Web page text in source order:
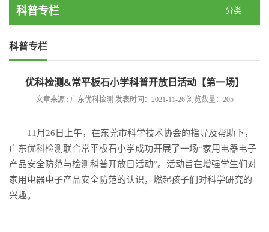
认证 | CSA认证
科普专栏 分类
科普专栏
优科检测&常平板石小学科普开放日活动【第一场】
文章来源 : 广东优科检测 发表时间：2021-11-26 浏览数量： 205
11月26日上午，在东莞市科学技术协会的指导及帮助下，
广东优科检测联合常平板石小学成功开展了一场“家用电器电子
产品安全防范与检测科普开放日活动”。活动旨在增强学生们对
家用电器电子产品安全防范的认识，燃起孩子们对科学研究的
兴趣。